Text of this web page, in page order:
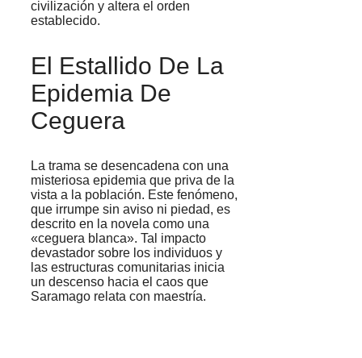
civilización y altera el orden
establecido.
El Estallido De La
Epidemia De
Ceguera
La trama se desencadena con una
misteriosa epidemia que priva de la
vista a la población. Este fenómeno,
que irrumpe sin aviso ni piedad, es
descrito en la novela como una
«ceguera blanca». Tal impacto
devastador sobre los individuos y
las estructuras comunitarias inicia
un descenso hacia el caos que
Saramago relata con maestría.